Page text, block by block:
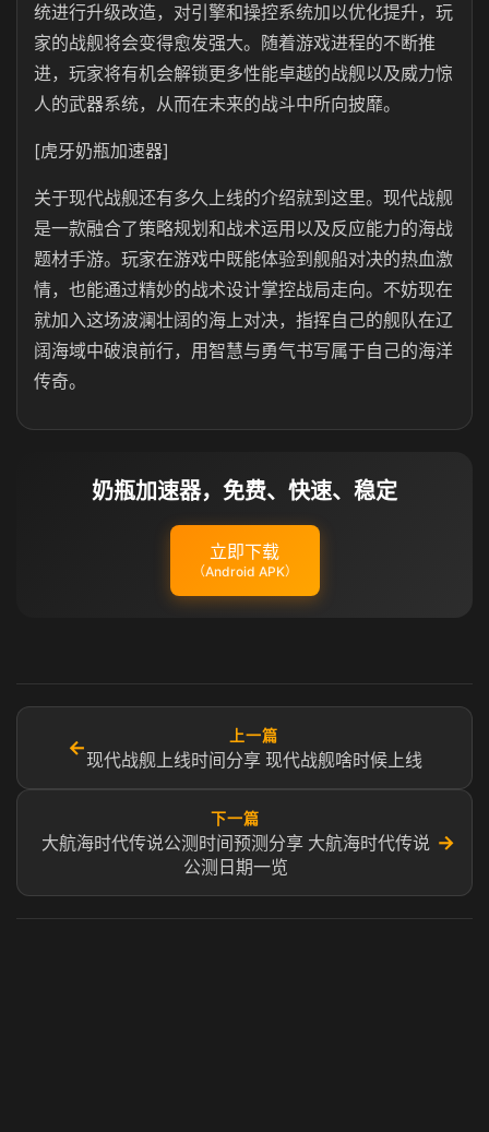
统进行升级改造，对引擎和操控系统加以优化提升，玩
家的战舰将会变得愈发强大。随着游戏进程的不断推
进，玩家将有机会解锁更多性能卓越的战舰以及威力惊
人的武器系统，从而在未来的战斗中所向披靡。
[虎牙奶瓶加速器]
关于现代战舰还有多久上线的介绍就到这里。现代战舰
是一款融合了策略规划和战术运用以及反应能力的海战
题材手游。玩家在游戏中既能体验到舰船对决的热血激
情，也能通过精妙的战术设计掌控战局走向。不妨现在
就加入这场波澜壮阔的海上对决，指挥自己的舰队在辽
阔海域中破浪前行，用智慧与勇气书写属于自己的海洋
传奇。
奶瓶加速器，免费、快速、稳定
立即下载
（Android APK）
←
上一篇
现代战舰上线时间分享 现代战舰啥时候上线
下一篇
大航海时代传说公测时间预测分享 大航海时代传说
公测日期一览
→